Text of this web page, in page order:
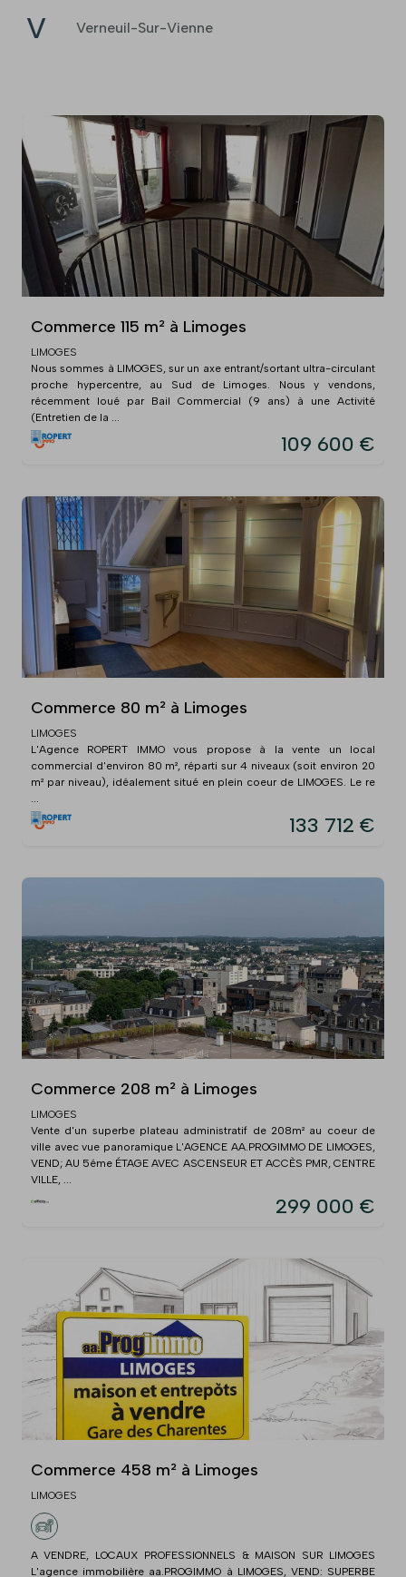
V Verneuil-Sur-Vienne
Commerce 115 m² à Limoges
LIMOGES
Nous sommes à LIMOGES, sur un axe entrant/sortant ultra-circulant
proche hypercentre, au Sud de Limoges. Nous y vendons,
récemment loué par Bail Commercial (9 ans) à une Activité
(Entretien de la ...
109 600 €
Commerce 80 m² à Limoges
LIMOGES
L'Agence ROPERT IMMO vous propose à la vente un local
commercial d'environ 80 m², réparti sur 4 niveaux (soit environ 20
m² par niveau), idéalement situé en plein coeur de LIMOGES. Le re
...
133 712 €
Commerce 208 m² à Limoges
LIMOGES
Vente d'un superbe plateau administratif de 208m² au coeur de
ville avec vue panoramique L'AGENCE AA.PROGIMMO DE LIMOGES,
VEND; AU 5éme ÉTAGE AVEC ASCENSEUR ET ACCÈS PMR, CENTRE
VILLE, ...
299 000 €
Commerce 458 m² à Limoges
LIMOGES
A VENDRE, LOCAUX PROFESSIONNELS & MAISON SUR LIMOGES
L'agence immobilière aa.PROGIMMO à LIMOGES, VEND: SUPERBE